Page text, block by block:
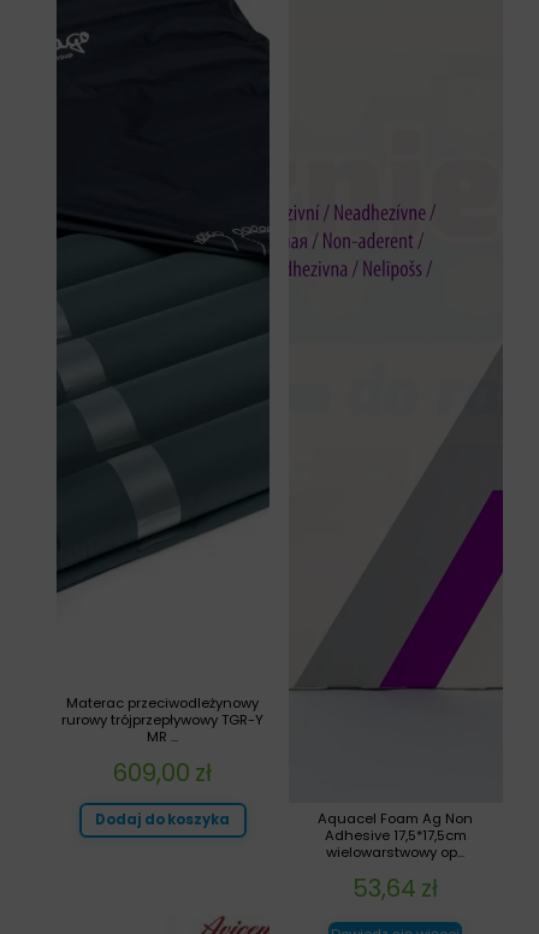
Aquacel Foam Ag Non
Adhesive 17,5*17,5cm
wielowarstwowy op...
53,64 zł
Materac przeciwodleżynowy
rurowy trójprzepływowy TGR-Y
MR ...
609,00 zł
Dodaj do koszyka